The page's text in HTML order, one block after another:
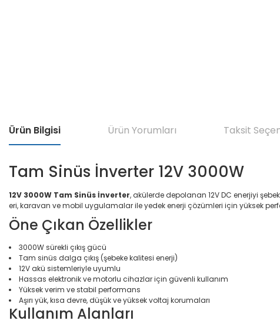
Ürün Bilgisi Ürün Yorumları Taksit
Tam Sinüs İnverter 12V 3000W
12V 3000W Tam Sinüs İnverter, akülerde depolanan 12V DC enerjiyi
eri, karavan ve mobil uygulamalar ile yedek enerji çözümleri için yüksek
Öne Çıkan Özellikler
3000W sürekli çıkış gücü
Tam sinüs dalga çıkış (şebeke kalitesi enerji)
12V akü sistemleriyle uyumlu
Hassas elektronik ve motorlu cihazlar için güvenli kullanım
Yüksek verim ve stabil performans
Aşırı yük, kısa devre, düşük ve yüksek voltaj korumaları
Kullanım Alanları